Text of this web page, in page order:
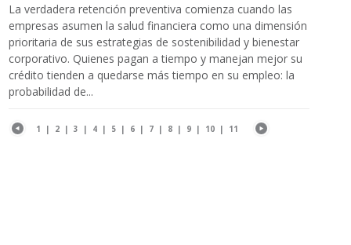
La verdadera retención preventiva comienza cuando las
empresas asumen la salud financiera como una dimensión
prioritaria de sus estrategias de sostenibilidad y bienestar
corporativo. Quienes pagan a tiempo y manejan mejor su
crédito tienden a quedarse más tiempo en su empleo: la
probabilidad de...
1 | 2 |3 | 4 | 5 | 6 | 7 | 8 | 9 | 10 | 11